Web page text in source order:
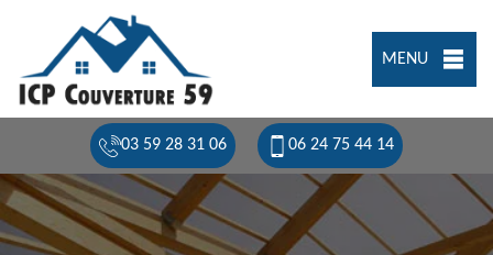
MENU
03 59 28 31 06 06 24 75 44 14